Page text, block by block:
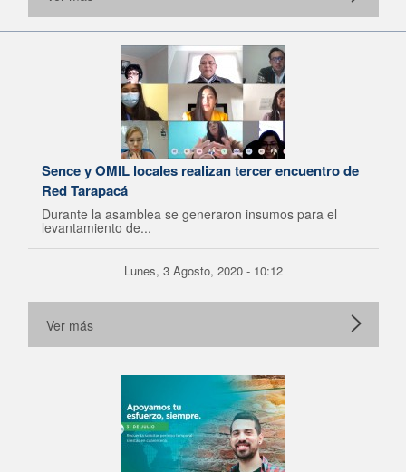
Sence y OMIL locales realizan tercer encuentro de
Red Tarapacá
Durante la asamblea se generaron insumos para el
levantamiento de...
Lunes, 3 Agosto, 2020 - 10:12
Ver más